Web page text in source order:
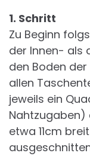
1. Schritt
Zu Beginn
der Innen- als
den Boden
allen
jeweils ein
Nahtzugaben)
etwa 11cm